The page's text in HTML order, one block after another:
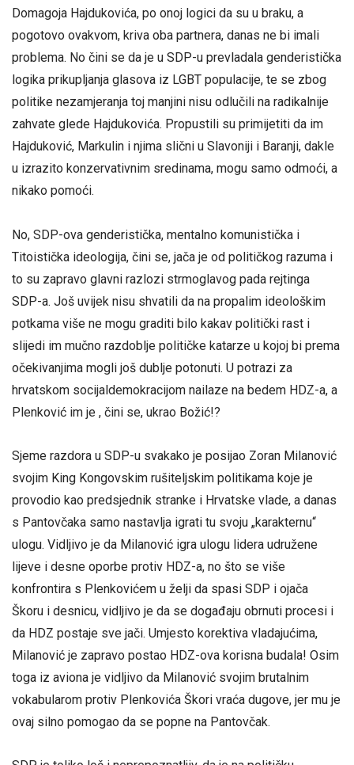
Domagoja Hajdukovića, po onoj logici da su u braku, a
pogotovo ovakvom, kriva oba partnera, danas ne bi imali
problema. No čini se da je u SDP-u prevladala genderistička
logika prikupljanja glasova iz LGBT populacije, te se zbog
politike nezamjeranja toj manjini nisu odlučili na radikalnije
zahvate glede Hajdukovića. Propustili su primijetiti da im
Hajduković, Markulin i njima slični u Slavoniji i Baranji, dakle
u izrazito konzervativnim sredinama, mogu samo odmoći, a
nikako pomoći.
No, SDP-ova genderistička, mentalno komunistička i
Titoistička ideologija, čini se, jača je od političkog razuma i
to su zapravo glavni razlozi strmoglavog pada rejtinga
SDP-a. Još uvijek nisu shvatili da na propalim ideološkim
potkama više ne mogu graditi bilo kakav politički rast i
slijedi im mučno razdoblje političke katarze u kojoj bi prema
očekivanjima mogli još dublje potonuti. U potrazi za
hrvatskom socijaldemokracijom nailaze na bedem HDZ-a, a
Plenković im je , čini se, ukrao Božić!?
Sjeme razdora u SDP-u svakako je posijao Zoran Milanović
svojim King Kongovskim rušiteljskim politikama koje je
provodio kao predsjednik stranke i Hrvatske vlade, a danas
s Pantovčaka samo nastavlja igrati tu svoju „karakternu“
ulogu. Vidljivo je da Milanović igra ulogu lidera udružene
lijeve i desne oporbe protiv HDZ-a, no što se više
konfrontira s Plenkovićem u želji da spasi SDP i ojača
Škoru i desnicu, vidljivo je da se događaju obrnuti procesi i
da HDZ postaje sve jači. Umjesto korektiva vladajućima,
Milanović je zapravo postao HDZ-ova korisna budala! Osim
toga iz aviona je vidljivo da Milanović svojim brutalnim
vokabularom protiv Plenkovića Škori vraća dugove, jer mu je
ovaj silno pomogao da se popne na Pantovčak.